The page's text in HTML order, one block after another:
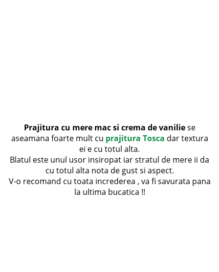
Prajitura cu mere mac si crema de vaniliese
aseamana foarte mult cu prajitura Tosca dar textura
ei e cu totul alta.
Blatul este unul usor insiropat iar stratul de mere ii da
cu totul alta nota de gust si aspect.
V-o recomand cu toata increderea , va fi savurata pana
la ultima bucatica !!